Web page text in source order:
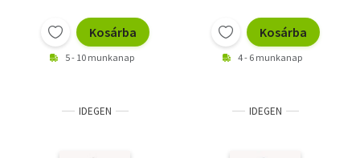
Kosárba
5 - 10 munkanap
Kosárba
4 - 6 munkanap
IDEGEN IDEGEN